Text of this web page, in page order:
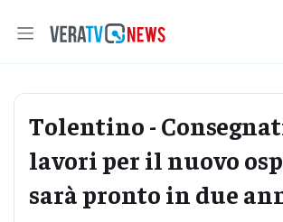
Tolentino -
lavori per il nuovo
sarà pronto in due